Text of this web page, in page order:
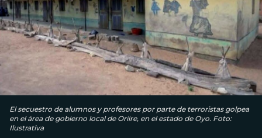
El secuestro de alumnos y profesores por parte de terroristas golpea
en el área de gobierno local de Oriire, en el estado de Oyo. Foto:
Ilustrativa